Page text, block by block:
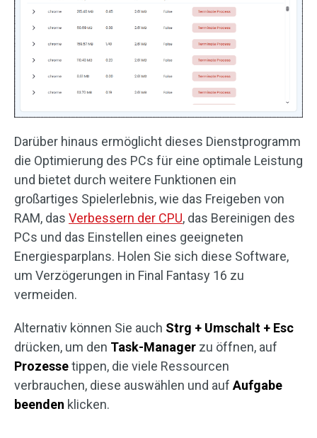
Darüber hinaus ermöglicht dieses Dienstprogramm
die Optimierung des PCs für eine optimale Leistung
und bietet durch weitere Funktionen ein
großartiges Spielerlebnis, wie das Freigeben von
RAM, das Verbessern der CPU, das Bereinigen des
PCs und das Einstellen eines geeigneten
Energiesparplans. Holen Sie sich diese Software,
um Verzögerungen in Final Fantasy 16 zu
vermeiden.
Alternativ können Sie auch Strg + Umschalt + Esc
drücken, um den Task-Manager zu öffnen, auf
Prozessetippen, die viele Ressourcen
verbrauchen, diese auswählen und aufAufgabe
beenden klicken.